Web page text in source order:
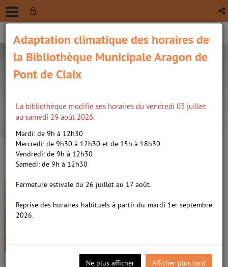
recherche avancée
/5
Le voile de Téhéran, roman /
Saniee, Parinoush. Auteur
Edité parRobert Laffont. Paris- 2015
Quand sa famille quitte la sainte ville de Qom
Adaptation climatique des horaires de
la Bibliothèque Municipale Aragon de
Pont de Claix
La bibliothèque modifie ses horaires du vendredi 03 juillet
au samedi 29 août 2026.
Mardi: de 9h à 12h30
Mercredi: de 9h30 à 12h30 et de 15h à 18h30
Vendredi: de 9h à 12h30
Samedi: de 9h à 12h30
Fermeture estivale du 26 juillet au 17 août.
Reprise des horaires habituels à partir du mardi 1er septembre
2026.
Ne plus afficher Afficher plus tard